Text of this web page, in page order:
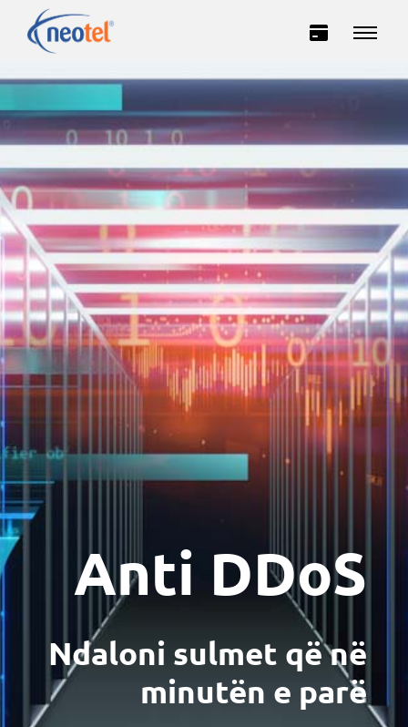
Privatë Biznes
INTERNET
TELEVIZION
MOJ НЕОТЕЛ
Pagesa e faturave
За НеотелAnti DDoS
Ndaloni sulmet që në
minutën e parë